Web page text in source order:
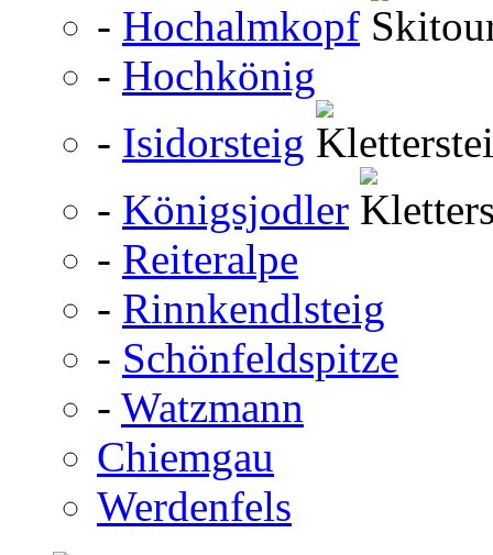
- Hochalmkopf
- Hochkönig
- Isidorsteig
- Königsjodler
- Reiteralpe
- Rinnkendlsteig
- Schönfeldspitze
- Watzmann
Chiemgau
Werdenfels